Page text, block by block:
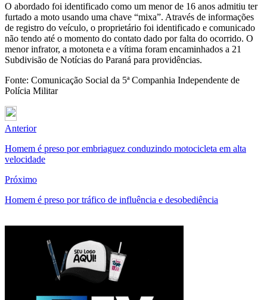
O abordado foi identificado como um menor de 16 anos admitiu ter
furtado a moto usando uma chave “mixa”. Através de informações
de registro do veículo, o proprietário foi identificado e comunicado
não tendo até o momento do contato dado por falta do ocorrido. O
menor infrator, a motoneta e a vítima foram encaminhados a 21
Subdivisão de Notícias do Paraná para providências.
Fonte: Comunicação Social da 5ª Companhia Independente de
Polícia Militar
Anterior
Homem é preso por embriaguez conduzindo motocicleta em alta
velocidade
Próximo
Homem é preso por tráfico de influência e desobediência